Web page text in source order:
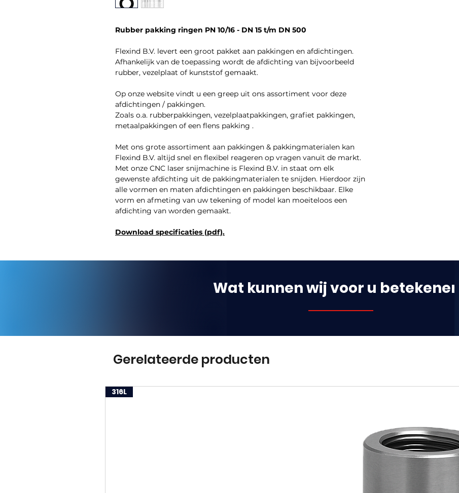
Rubber pakking ringen PN 10/16 - DN 15 t/m DN 500
Flexind B.V. levert een groot pakket aan pakkingen en afdichtingen.
Afhankelijk van de toepassing wordt de afdichting van bijvoorbeeld
rubber, vezelplaat of kunststof gemaakt.
Op onze website vindt u een greep uit ons assortiment voor deze
afdichtingen / pakkingen.
Zoals o.a. rubberpakkingen, vezelplaatpakkingen, grafiet pakkingen,
metaalpakkingen of een flens pakking .
Met ons grote assortiment aan pakkingen & pakkingmaterialen kan
Flexind B.V. altijd snel en flexibel reageren op vragen vanuit de markt.
Met onze CNC laser snijmachine is Flexind B.V. in staat om elk
gewenste afdichting uit de pakkingmaterialen te snijden. Hierdoor zijn
alle vormen en maten afdichtingen en pakkingen beschikbaar. Elke
vorm en afmeting van uw tekening of model kan moeiteloos een
afdichting van worden gemaakt.
Download specificaties (pdf).
Wat kunnen wij voor u betekenen?
Gerelateerde producten
316L